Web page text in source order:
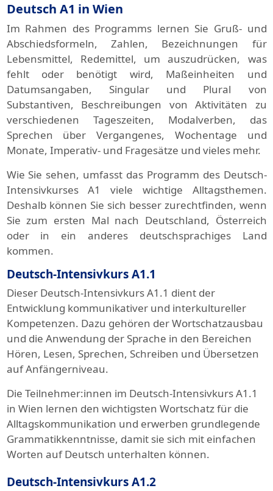
Deutsch A1 in Wien
Im Rahmen des Programms lernen Sie Gruß- und
Abschiedsformeln, Zahlen, Bezeichnungen für
Lebensmittel, Redemittel, um auszudrücken, was
fehlt oder benötigt wird, Maßeinheiten und
Datumsangaben, Singular und Plural von
Substantiven, Beschreibungen von Aktivitäten zu
verschiedenen Tageszeiten, Modalverben, das
Sprechen über Vergangenes, Wochentage und
Monate, Imperativ- und Fragesätze und vieles mehr.
Wie Sie sehen, umfasst das Programm des Deutsch-
Intensivkurses A1 viele wichtige Alltagsthemen.
Deshalb können Sie sich besser zurechtfinden, wenn
Sie zum ersten Mal nach Deutschland, Österreich
oder in ein anderes deutschsprachiges Land
kommen.
Deutsch-Intensivkurs A1.1
Dieser Deutsch-Intensivkurs A1.1 dient der
Entwicklung kommunikativer und interkultureller
Kompetenzen. Dazu gehören der Wortschatzausbau
und die Anwendung der Sprache in den Bereichen
Hören, Lesen, Sprechen, Schreiben und Übersetzen
auf Anfängerniveau.
Die Teilnehmer:innen im Deutsch-Intensivkurs A1.1
in Wien lernen den wichtigsten Wortschatz für die
Alltagskommunikation und erwerben grundlegende
Grammatikkenntnisse, damit sie sich mit einfachen
Worten auf Deutsch unterhalten können.
Deutsch-Intensivkurs A1.2